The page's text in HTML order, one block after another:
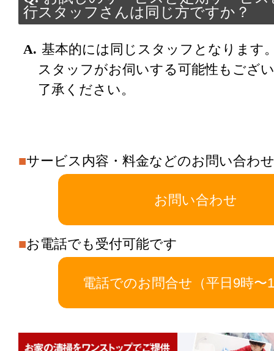
行スタッフさんは同じ方ですか？
基本的には同じスタッフとなります
スタッフがお伺いする可能性もござ
了承ください。
■サービス内容・料金などのお問い合わ
お問い合わせ
■お電話でも受付可能です
電話でのお問合せ（平日9時〜